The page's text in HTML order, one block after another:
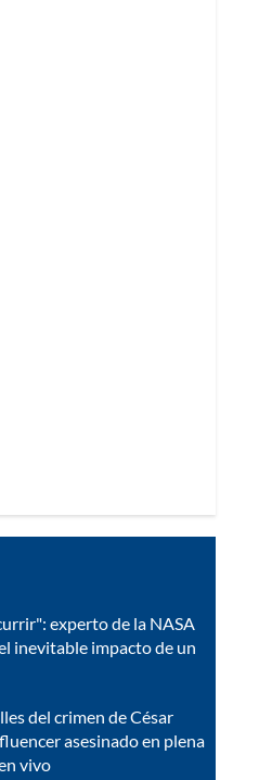
experto de la NASA
inevitable impacto de un
del crimen de César
asesinado en plena
vivo